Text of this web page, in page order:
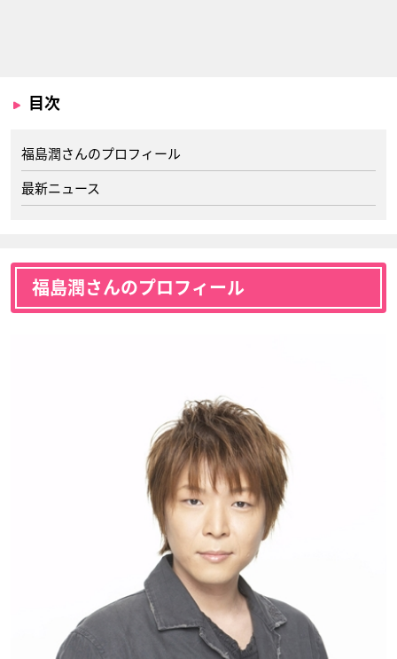
目次
福島潤さんのプロフィール
最新ニュース
福島潤さんのプロフィール